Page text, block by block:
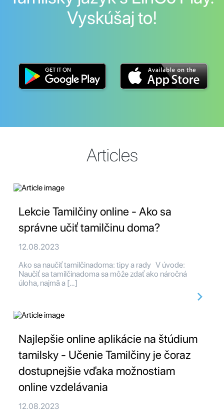
Vyskúšaj to!
Articles
Lekcie Tamilčiny online - Ako sa
správne učiť tamilčinu doma?
12.08.2023
Ako sa naučiť tamilčinadoma: tipy a rady V úvode:
Naučiť sa tamilčinadoma sa môže zdať ako náročná
úloha, najmä a […]
Najlepšie online aplikácie na štúdium
tamilsky - Učenie Tamilčiny je čoraz
dostupnejšie vďaka možnostiam
online vzdelávania
12.08.2023